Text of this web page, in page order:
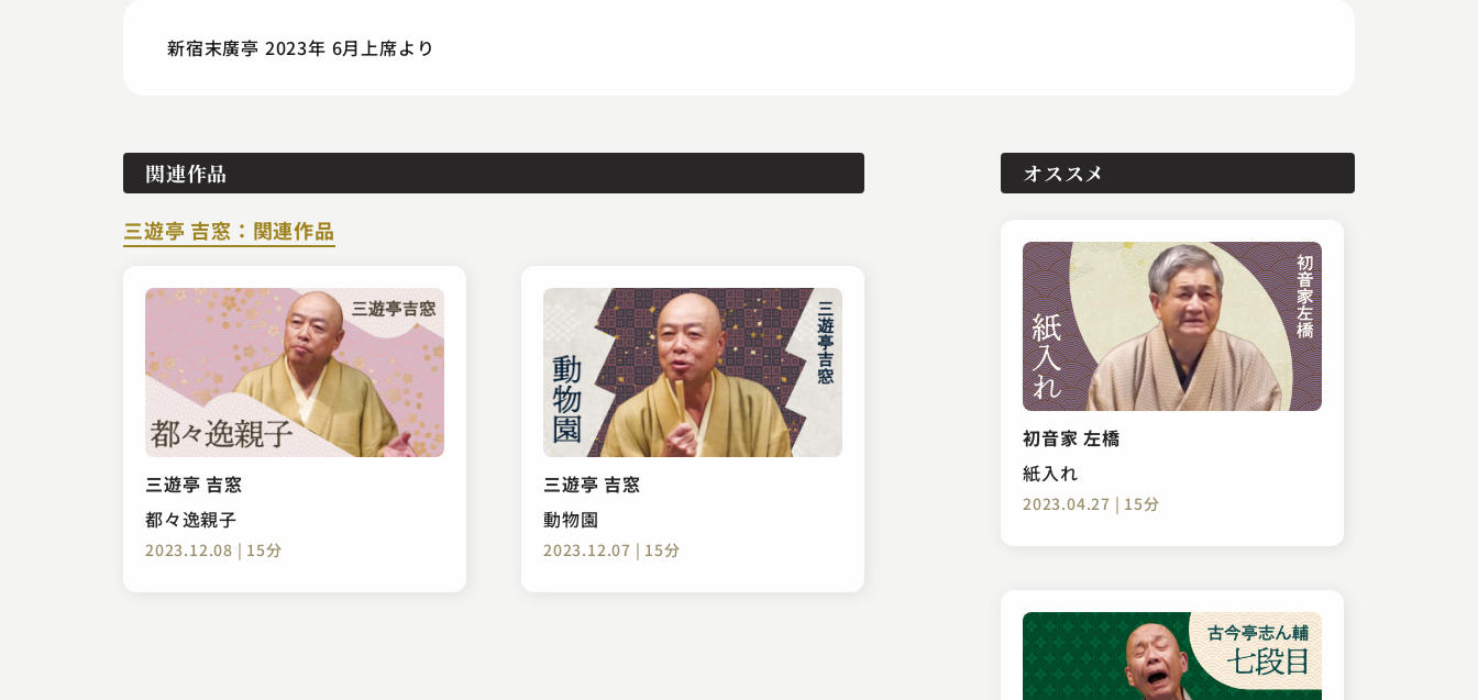
新宿末廣亭 2023年 6月上席より
関連作品
三遊亭 吉窓：関連作品
三遊亭 吉窓
都々逸親子
2023.12.08 | 15分
三遊亭 吉窓
動物園
2023.12.07 | 15分
オススメ
初音家 左橋
紙入れ
2023.04.27 | 15分